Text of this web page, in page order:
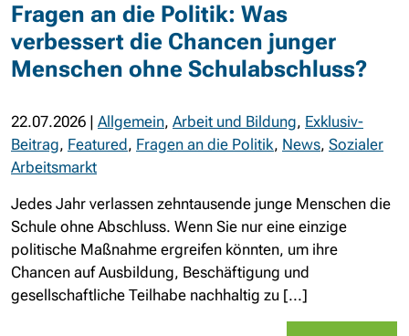
Fragen an die Politik: Was
verbessert die Chancen junger
Menschen ohne Schulabschluss?
22.07.2026 | Allgemein, Arbeit und Bildung, Exklusiv-
Beitrag, Featured, Fragen an die Politik, News, Sozialer
Arbeitsmarkt
Jedes Jahr verlassen zehntausende junge Menschen die
Schule ohne Abschluss. Wenn Sie nur eine einzige
politische Maßnahme ergreifen könnten, um ihre
Chancen auf Ausbildung, Beschäftigung und
gesellschaftliche Teilhabe nachhaltig zu [...]